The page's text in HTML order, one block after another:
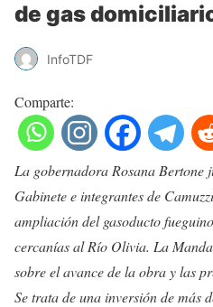
de gas
InfoTDF
Comparte:
La gobernadora Rosana Bertone
Gabinete e integrantes de
ampliación del gasoducto
cercanías al Río Olivia. La
sobre el avance de la obra y las
Se trata de una inversión de más